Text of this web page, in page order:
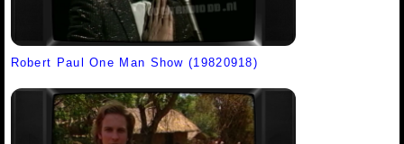
Robert Paul One Man Show (19820918)